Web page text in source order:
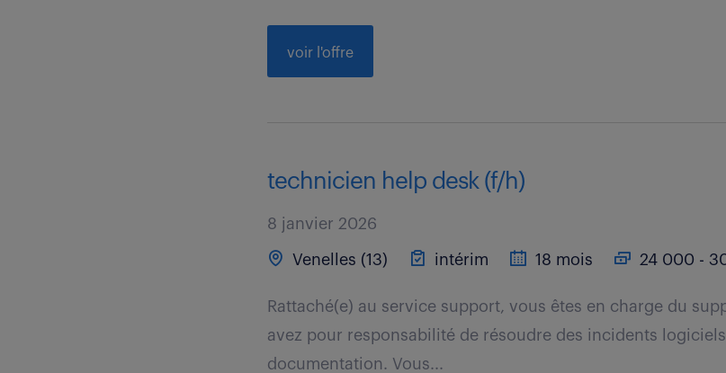
voir l'offre
technicien help desk (f/h)
8 janvier 2026
Venelles (13) intérim 18 mois 24 000 -
Rattaché(e) au service support, vous êtes en charge du
avez pour responsabilité de résoudre des incidents
documentation. Vous...